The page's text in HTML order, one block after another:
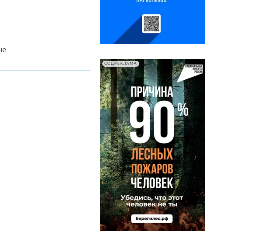
СОЦРЕКЛАМА